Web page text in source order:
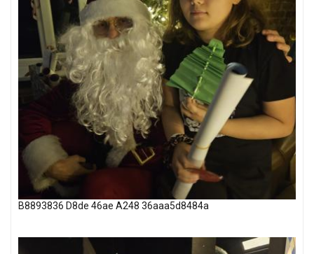
B8893836 D8de 46ae A248 36aaa5d8484a